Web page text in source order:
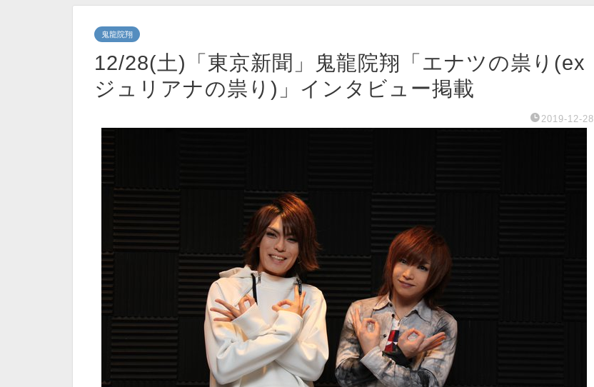
鬼龍院翔
12/28(土)「東京新聞」鬼龍院翔「エナツの祟り(ex
ジュリアナの祟り)」インタビュー掲載
2019-12-28